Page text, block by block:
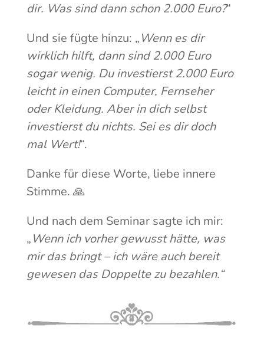
dir. Was sind dann schon 2.000 Euro?“
Und sie fügte hinzu: „Wenn es dir
wirklich hilft, dann sind 2.000 Euro
sogar wenig. Du investierst 2.000 Euro
leicht in einen Computer, Fernseher
oder Kleidung. Aber in dich selbst
investierst du nichts. Sei es dir doch
mal Wert!“.
Danke für diese Worte, liebe innere
Stimme. 🙏
Und nach dem Seminar sagte ich mir:
„Wenn ich vorher gewusst hätte, was
mir das bringt – ich wäre auch bereit
gewesen das Doppelte zu bezahlen.“